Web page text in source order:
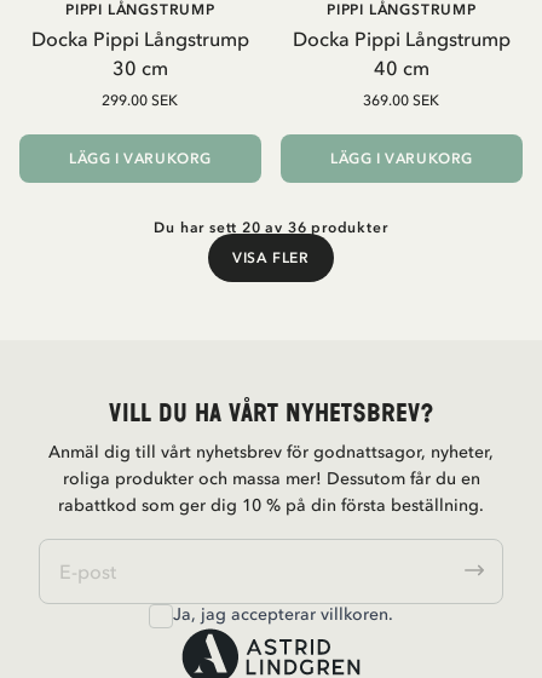
Docka Pippi Långstrump
30 cm
PIPPI LÅNGSTRUMP
299.00 SEK
LÄGG I VARUKORG
Docka Pippi Långstrump
40 cm
PIPPI LÅNGSTRUMP
369.00 SEK
LÄGG I VARUKORG
Du har sett 20 av 36 produkter
VISA FLER
Visa fler
Vill du ha vårt nyhetsbrev?
Anmäl dig till vårt nyhetsbrev för godnattsagor, nyheter,
roliga produkter och massa mer! Dessutom får du en
rabattkod som ger dig 10 % på din första beställning.
Ja, jag accepterar villkoren.